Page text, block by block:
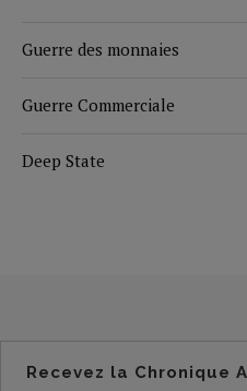
Guerre des monnaies
Guerre Commerciale
Deep State
Recevez la Chronique